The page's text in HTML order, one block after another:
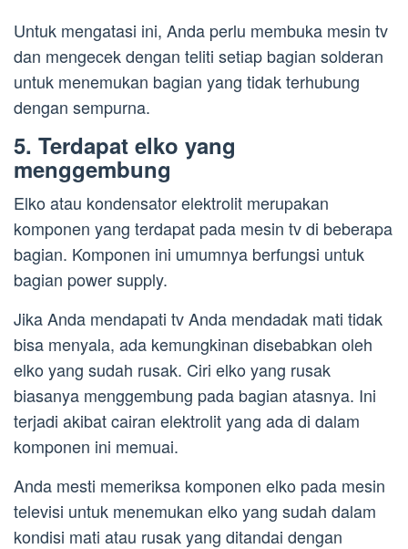
Untuk mengatasi ini, Anda perlu membuka mesin tv
dan mengecek dengan teliti setiap bagian solderan
untuk menemukan bagian yang tidak terhubung
dengan sempurna.
5. Terdapat elko yang
menggembung
Elko atau kondensator elektrolit merupakan
komponen yang terdapat pada mesin tv di beberapa
bagian. Komponen ini umumnya berfungsi untuk
bagian power supply.
Jika Anda mendapati tv Anda mendadak mati tidak
bisa menyala, ada kemungkinan disebabkan oleh
elko yang sudah rusak. Ciri elko yang rusak
biasanya menggembung pada bagian atasnya. Ini
terjadi akibat cairan elektrolit yang ada di dalam
komponen ini memuai.
Anda mesti memeriksa komponen elko pada mesin
televisi untuk menemukan elko yang sudah dalam
kondisi mati atau rusak yang ditandai dengan